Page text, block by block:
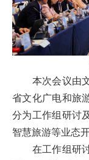
本次会议由文
省文化广电和旅
分为工作组研讨
智慧旅游等业态
在工作组研讨